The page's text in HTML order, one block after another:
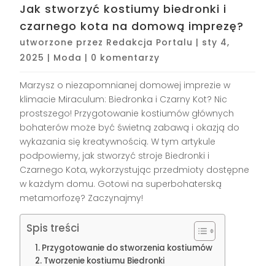
Jak stworzyć kostiumy biedronki i
czarnego kota na domową imprezę?
utworzone przez Redakcja Portalu | sty 4,
2025 | Moda | 0 komentarzy
Marzysz o niezapomnianej domowej imprezie w
klimacie Miraculum: Biedronka i Czarny Kot? Nic
prostszego! Przygotowanie kostiumów głównych
bohaterów może być świetną zabawą i okazją do
wykazania się kreatywnością. W tym artykule
podpowiemy, jak stworzyć stroje Biedronki i
Czarnego Kota, wykorzystując przedmioty dostępne
w każdym domu. Gotowi na superbohaterską
metamorfozę? Zaczynajmy!
Spis treści
Przygotowanie do stworzenia kostiumów
Tworzenie kostiumu Biedronki